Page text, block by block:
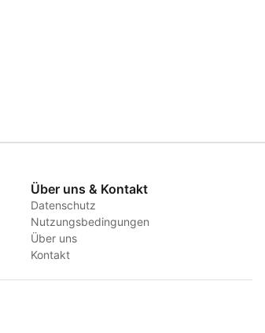
Über uns & Kontakt
Datenschutz
Nutzungsbedingungen
Über uns
Kontakt